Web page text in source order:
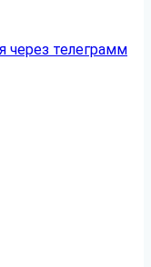
через телеграмм